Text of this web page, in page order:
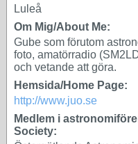
Luleå
Om Mig/About Me:
Gube som förutom
foto, amatörradio
och vetande att göra.
Hemsida/Home Page:
http://www.juo.se
Medlem i
Society: